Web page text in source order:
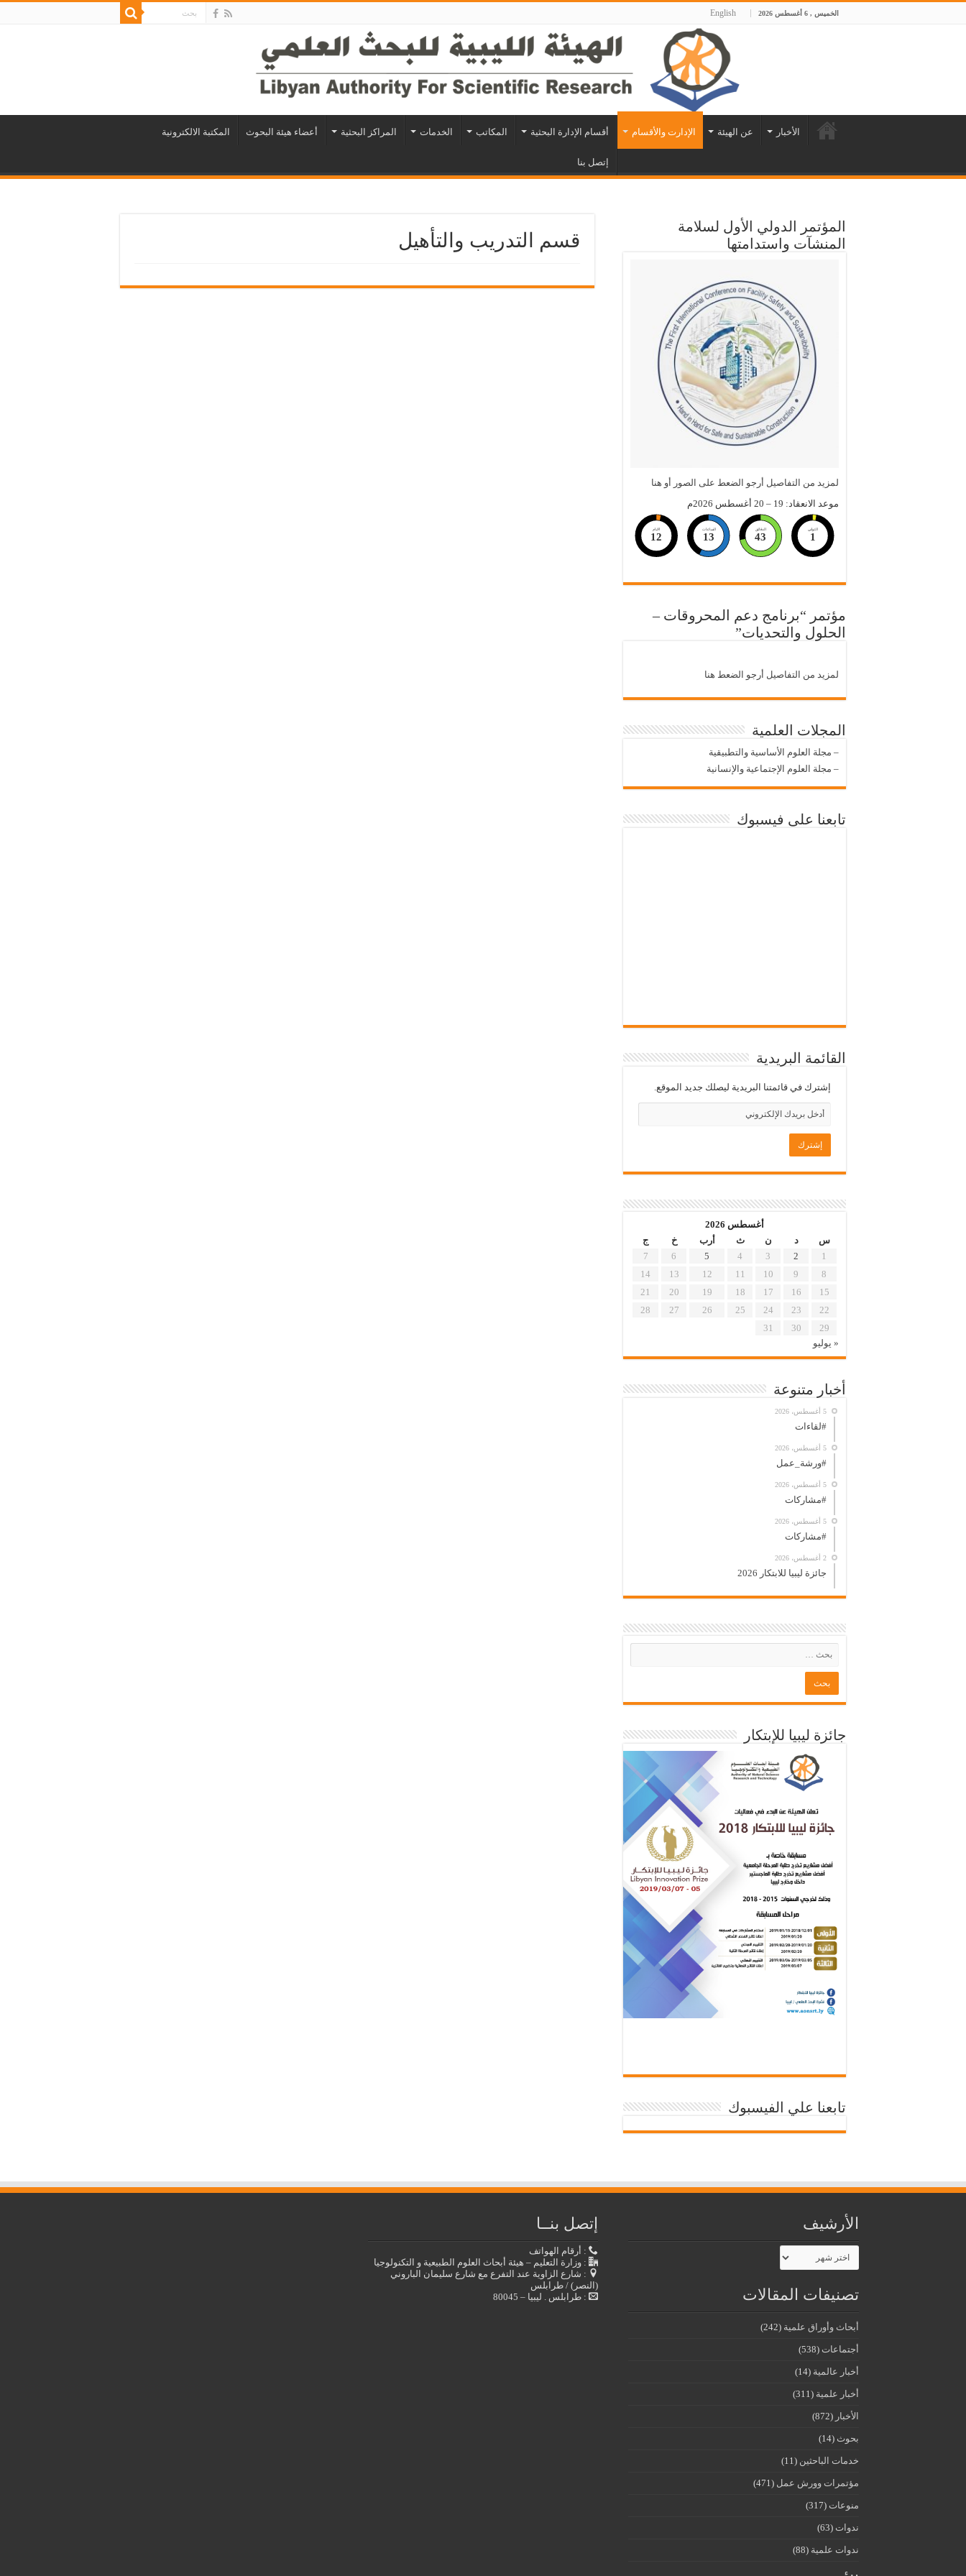
الخميس , 6 أغسطس 2026 English
الأخبار عن الهيئة الإدارت والأقسام أقسام الإدارة البحثية المكاتب الخدمات المراكز البحثية أعضاء هيئة البحوث المكتبة الالكترونية
إتصل بنا
قسم التدريب والتأهيل
المؤتمر الدولي الأول لسلامة
المنشآت واستدامتها
لمزيد من التفاصيل أرجو الضعط على الصور أو هنا
موعد الانعقاد: 19 – 20 أغسطس 2026م
الايام
12
الساعات
13
الدقائق
43
الثواني
0
مؤتمر “برنامج دعم المحروقات –
الحلول والتحديات”
لمزيد من التفاصيل أرجو الضعط هنا
المجلات العلمية
– مجلة العلوم الأساسية والتطبيقية
– مجلة العلوم الإجتماعية والإنسانية
تابعنا على فيسبوك
القائمة البريدية
إشترك في قائمتنا البريدية ليصلك جديد الموقع.
أغسطس 2026
س
د ن ث أرب خ
ج
1
2
3
4
5
6
7
8
9
10
11
12
13
14
15
16
17
18
19
20
21
22
23
24
25
26
27
28
29
30
31
« يوليو
أخبار متنوعة
5 أغسطس، 2026
#لقاءات
5 أغسطس، 2026
#ورشة_عمل
5 أغسطس، 2026
#مشاركات
5 أغسطس، 2026
#مشاركات
2 أغسطس، 2026
جائزة ليبيا للابتكار 2026
جائزة ليبيا للإبتكار
تابعنا علي الفيسبوك
الأرشيف
الأرشيف
تصنيفات المقالات
أبحاث وأوراق علمية (242)
أجتماعات (538)
أخبار عالمية (14)
أخبار علمية (311)
الأخبار (872)
بحوث (14)
خدمات الباحثين (11)
مؤتمرات وورش عمل (471)
منوعات (317)
ندوات (63)
ندوات علمية (88)
إتصل بنــا
: أرقام الهواتف
: وزارة التعليم – هيئة أبحاث العلوم الطبيعية و التكنولوجيا
: شارع الزاوية عند التفرع مع شارع سليمان الباروني
(النصر) / طرابلس
: طرابلس . ليبيا – 80045